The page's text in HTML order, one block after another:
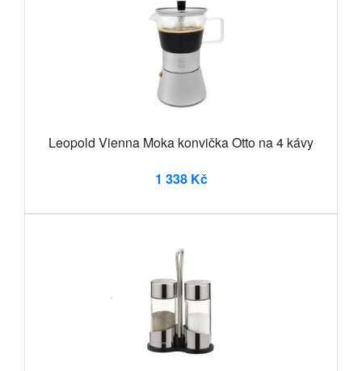
Leopold Vienna Moka konvička Otto na 4 kávy
1 338 Kč